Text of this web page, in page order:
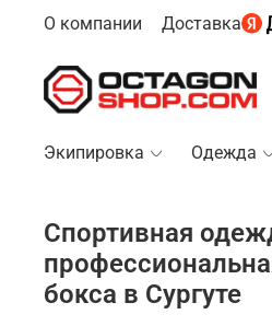
О компании Доставка
Экипировка Одежда
Спортивная
бокса в Сургуте